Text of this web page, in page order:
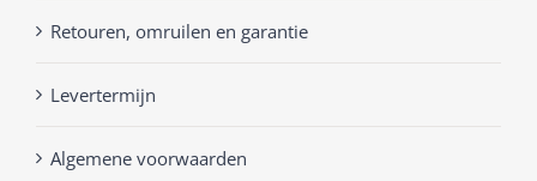
Retouren, omruilen en garantie
Levertermijn
Algemene voorwaarden